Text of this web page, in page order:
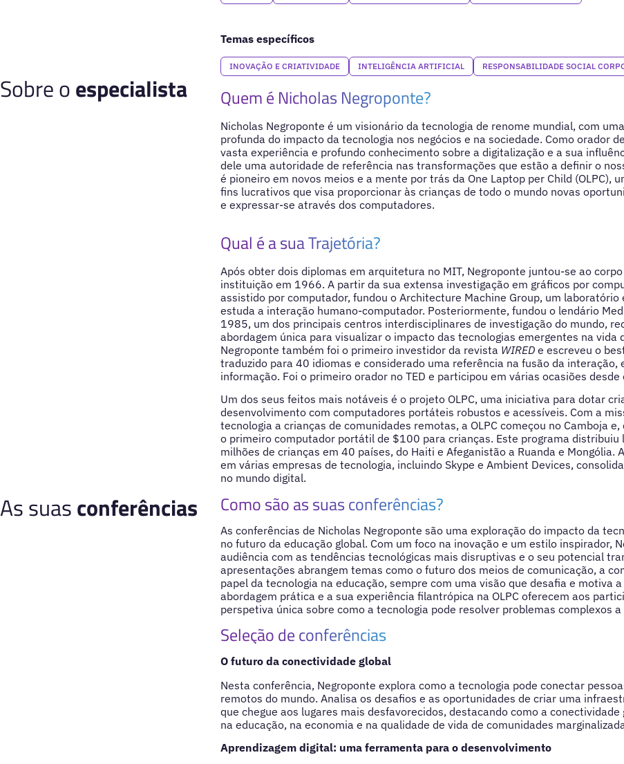
Temas específicos
INOVAÇÃO E CRIATIVIDADE INTELIGÊNCIA ARTIFICIAL RESPONSABILIDADE SOCIAL
Sobre oespecialista Quem é Nicholas Negroponte?
Nicholas Negroponte é um visionário da tecnologia de renome mundial, com
profunda do impacto da tecnologia nos negócios e na sociedade. Como orador
vasta experiência e profundo conhecimento sobre a digitalização e a sua
dele uma autoridade de referência nas transformações que estão a definir o
é pioneiro em novos meios e a mente por trás da One Laptop per Child (OLPC),
fins lucrativos que visa proporcionar às crianças de todo o mundo novas
e expressar-se através dos computadores.
Qual é a sua Trajetória?
Após obter dois diplomas em arquitetura no MIT, Negroponte juntou-se ao
instituição em 1966. A partir da sua extensa investigação em gráficos por
assistido por computador, fundou o Architecture Machine Group, um laboratório
estuda a interação humano-computador. Posteriormente, fundou o lendário
1985, um dos principais centros interdisciplinares de investigação do mundo,
abordagem única para visualizar o impacto das tecnologias emergentes na vida
Negroponte também foi o primeiro investidor da revista WIREDe escreveu o
traduzido para 40 idiomas e considerado uma referência na fusão da interação,
informação. Foi o primeiro orador no TED e participou em várias ocasiões desde
Um dos seus feitos mais notáveis é o projeto OLPC, uma iniciativa para dotar
desenvolvimento com computadores portáteis robustos e acessíveis. Com a
tecnologia a crianças de comunidades remotas, a OLPC começou no Camboja
o primeiro computador portátil de $100 para crianças. Este programa distribuiu
milhões de crianças em 40 países, do Haiti e Afeganistão a Ruanda e Mongólia.
em várias empresas de tecnologia, incluindo Skype e Ambient Devices,
no mundo digital.
As suasconferências Como são as suas conferências?
As conferências de Nicholas Negroponte são uma exploração do impacto da
no futuro da educação global. Com um foco na inovação e um estilo inspirador,
audiência com as tendências tecnológicas mais disruptivas e o seu potencial
apresentações abrangem temas como o futuro dos meios de comunicação, a
papel da tecnologia na educação, sempre com uma visão que desafia e motiva
abordagem prática e a sua experiência filantrópica na OLPC oferecem aos
perspetiva única sobre como a tecnologia pode resolver problemas complexos
Seleção de conferências
O futuro da conectividade global
Nesta conferência, Negroponte explora como a tecnologia pode conectar
remotos do mundo. Analisa os desafios e as oportunidades de criar uma
que chegue aos lugares mais desfavorecidos, destacando como a
na educação, na economia e na qualidade de vida de comunidades
Aprendizagem digital: uma ferramenta para o desenvolvimento